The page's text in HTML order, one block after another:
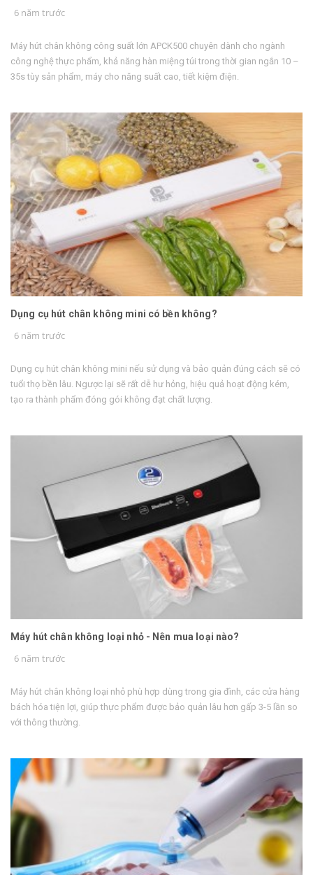
6 năm trước
Máy hút chân không công suất lớn APCK500 chuyên dành cho ngành
công nghệ thực phẩm, khả năng hàn miệng túi trong thời gian ngắn 10 –
35s tùy sản phẩm, máy cho năng suất cao, tiết kiệm điện.
Dụng cụ hút chân không mini có bền không?
6 năm trước
Dụng cụ hút chân không mini nếu sử dụng và bảo quản đúng cách sẽ có
tuổi thọ bền lâu. Ngược lại sẽ rất dễ hư hỏng, hiệu quả hoạt động kém,
tạo ra thành phẩm đóng gói không đạt chất lượng.
Máy hút chân không loại nhỏ - Nên mua loại nào?
6 năm trước
Máy hút chân không loại nhỏ phù hợp dùng trong gia đình, các cửa hàng
bách hóa tiện lợi, giúp thực phẩm được bảo quản lâu hơn gấp 3-5 lần so
với thông thường.